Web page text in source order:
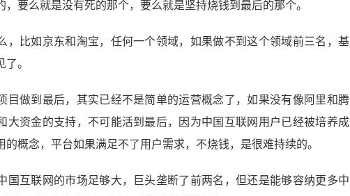
，要么就是没有死的那个，要么就是坚持烧钱到最后的那个。
，比如京东和淘宝，任何一个领域，如果做不到这个领域前三名，基
。
目做到最后，其实已经不是简单的运营概念了，如果没有像阿里和腾
大资金的支持，不可能活到最后，因为中国互联网用户已经被培养成
的概念，平台如果满足不了用户需求，不烧钱，是很难持续的。
国互联网的市场足够大，巨头垄断了前两名，但还是能够容纳更多中